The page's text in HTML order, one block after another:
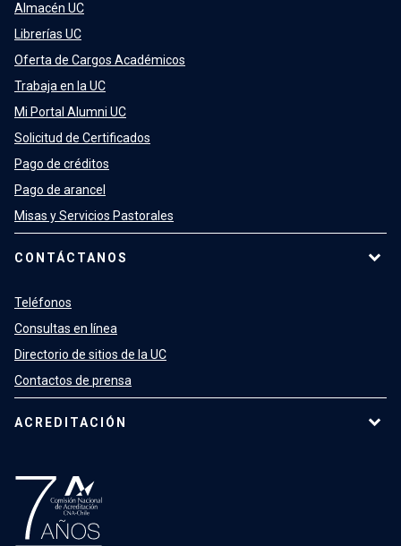
Almacén UC
Librerías UC
Oferta de Cargos Académicos
Trabaja en la UC
Mi Portal Alumni UC
Solicitud de Certificados
Pago de créditos
Pago de arancel
Misas y Servicios Pastorales
CONTÁCTANOS
Teléfonos
Consultas en línea
Directorio de sitios de la UC
Contactos de prensa
ACREDITACIÓN